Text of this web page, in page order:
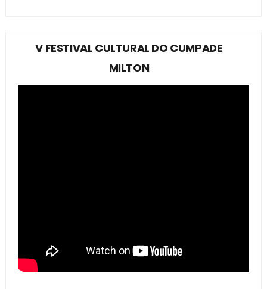
V FESTIVAL CULTURAL DO CUMPADE
MILTON